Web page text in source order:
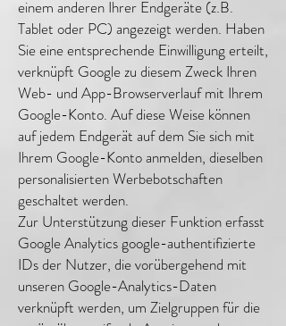
einem anderen Ihrer Endgeräte (z.B.
Tablet oder PC) angezeigt werden. Haben
Sie eine entsprechende Einwilligung erteilt,
verknüpft Google zu diesem Zweck Ihren
Web- und App-Browserverlauf mit Ihrem
Google-Konto. Auf diese Weise können
auf jedem Endgerät auf dem Sie sich mit
Ihrem Google-Konto anmelden, dieselben
personalisierten Werbebotschaften
geschaltet werden.
Zur Unterstützung dieser Funktion erfasst
Google Analytics google-authentifizierte
IDs der Nutzer, die vorübergehend mit
unseren Google-Analytics-Daten
verknüpft werden, um Zielgruppen für die